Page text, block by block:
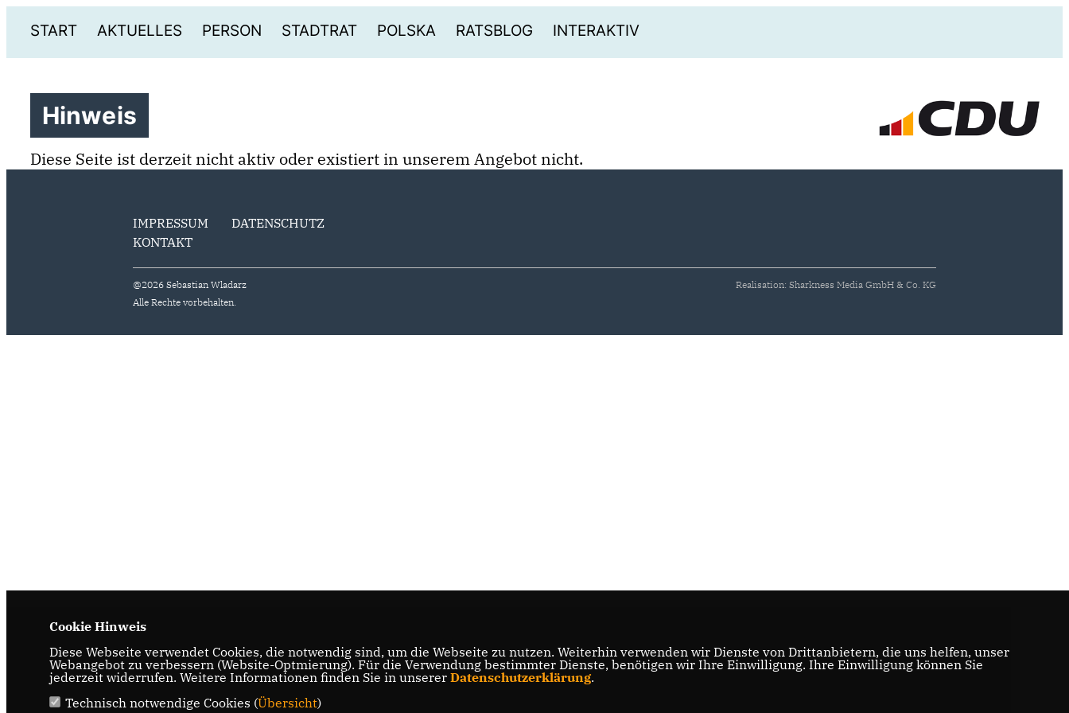
START AKTUELLES PERSON STADTRAT POLSKA RATSBLOG INTERAKTIV
Hinweis
Diese Seite ist derzeit nicht aktiv oder existiert in unserem Angebot nicht.
IMPRESSUM
DATENSCHUTZ
KONTAKT
@2026 Sebastian Wladarz
Alle Rechte vorbehalten.
Realisation: Sharkness Media GmbH & Co. KG
Cookie Hinweis
Diese Webseite verwendet Cookies, die notwendig sind, um die Webseite zu nutzen. Weiterhin verwenden wir Dienste von Drittanbietern, die uns helfen, unser
Webangebot zu verbessern (Website-Optmierung). Für die Verwendung bestimmter Dienste, benötigen wir Ihre Einwilligung. Ihre Einwilligung können Sie
jederzeit widerrufen. Weitere Informationen finden Sie in unserer Datenschutzerklärung.
Technisch notwendige Cookies (Übersicht)